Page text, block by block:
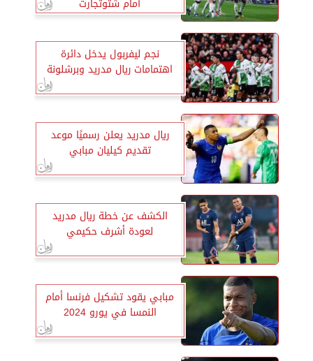
أمام شتوتجارت
نجم ليفربول يدخل دائرة
اهتمامات ريال مدريد وبرشلونة
ريال مدريد يعلن رسميًا موعد
تقديم كيليان مبابي
الكشف عن خطة ريال مدريد
لعودة أشرف حكيمي
مبابي يقود تشكيل فرنسا أمام
النمسا في يورو 2024